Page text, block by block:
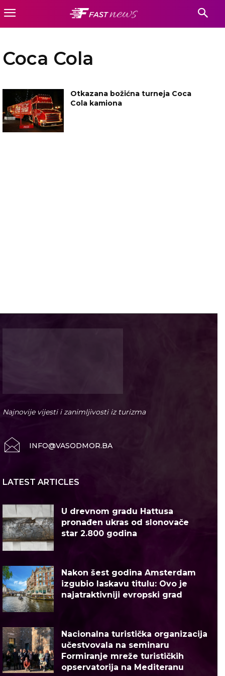
Coca Cola
Otkazana božićna turneja Coca
Cola kamiona
Najnovije vijesti i zanimljivosti iz turizma
INFO@VASODMOR.BA
LATEST ARTICLES
U drevnom gradu Hattusa
pronađen ukras od slonovače
star 2.800 godina
Nakon šest godina Amsterdam
izgubio laskavu titulu: Ovo je
najatraktivniji evropski grad
Nacionalna turistička organizacija
učestvovala na seminaru
Formiranje mreže turističkih
opservatorija na Mediteranu